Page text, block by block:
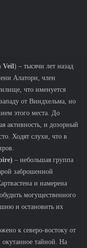
Veil) – тысячи лет назад
Алаторн, член
что именуется
от Виндхельма, но
этого места. До
активность, и дозорный
Ходят слухи, что в
– небольшая группа
заброшенной
и намерена
могущественного
и остановить их
к северо-востоку от
тайной. На